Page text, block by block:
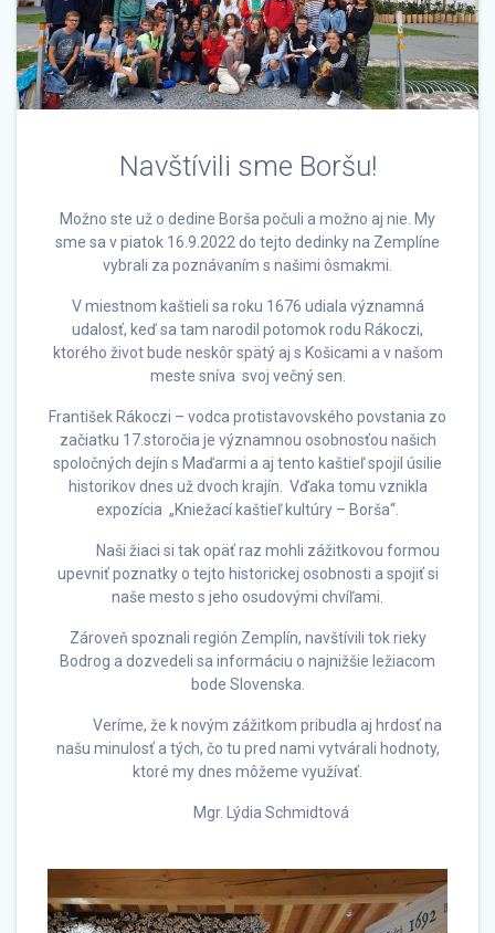
Navštívili sme Boršu!
Možno ste už o dedine Borša počuli a možno aj nie. My
sme sa v piatok 16.9.2022 do tejto dedinky na Zemplíne
vybrali za poznávaním s našimi ôsmakmi.
V miestnom kaštieli sa roku 1676 udiala významná
udalosť, keď sa tam narodil potomok rodu Rákoczi,
ktorého život bude neskôr spätý aj s Košicami a v našom
meste sníva svoj večný sen.
František Rákoczi – vodca protistavovského povstania zo
začiatku 17.storočia je významnou osobnosťou našich
spoločných dejín s Maďarmi a aj tento kaštieľ spojil úsilie
historikov dnes už dvoch krajín. Vďaka tomu vznikla
expozícia „Kniežací kaštieľ kultúry – Borša“.
Naši žiaci si tak opäť raz mohli zážitkovou formou
upevniť poznatky o tejto historickej osobnosti a spojiť si
naše mesto s jeho osudovými chvíľami.
Zároveň spoznali región Zemplín, navštívili tok rieky
Bodrog a dozvedeli sa informáciu o najnižšie ležiacom
bode Slovenska.
Veríme, že k novým zážitkom pribudla aj hrdosť na
našu minulosť a tých, čo tu pred nami vytvárali hodnoty,
ktoré my dnes môžeme využívať.
Mgr. Lýdia Schmidtová